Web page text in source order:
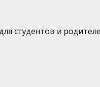
студентов и